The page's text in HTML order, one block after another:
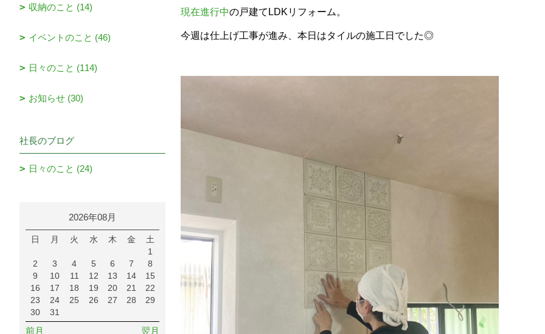
現在進行中の戸建てLDKリフォーム。
今週は仕上げ工事が進み、本日はタイルの施工日でした◎
収納のこと (14)
イベントのこと (46)
日々のこと (114)
お知らせ (30)
社長のブログ
日々のこと (24)
2026年08月
日 月 火 水 木 金
土
1
2
3 4 5 6 7
8
9
10 11 12 13 14
15
16
17 18 19 20 21
22
23
24 25 26 27 28
29
30
31
前月 翌月